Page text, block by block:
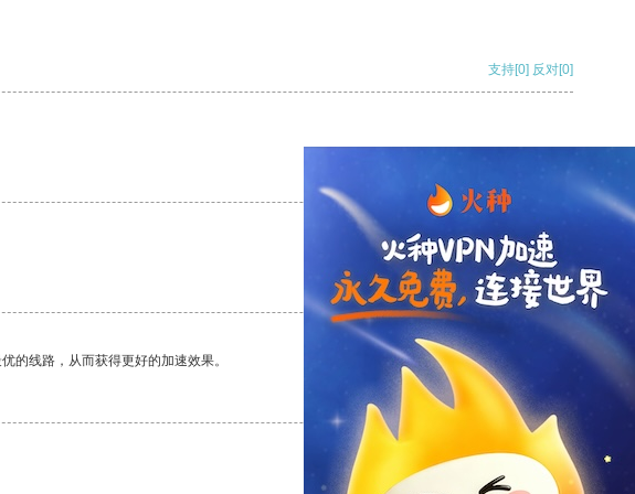
支持[0] 反对[0]
支持 [0] 反对[0]
的线路，从而获得更好的加速效果。
支持[0] 反对